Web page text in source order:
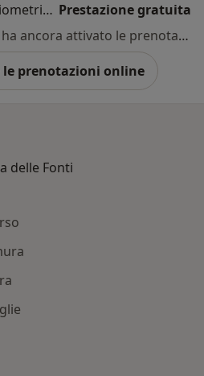
Analisi bioimpedenziometrica Prestazione gratuita
Questo dottore non ha ancora attivato le prenotazioni online presso questo indirizzo.
prenotazioni online
delle Fonti